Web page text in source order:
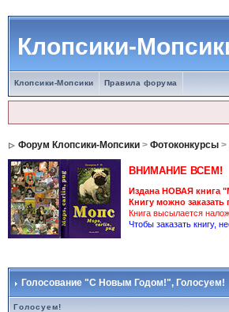
Клопсики-
Клопсики-Мопсики Правила форума
Форум Клопсики-Мопсики> Фотоконкурсы>
ВНИМАНИЕ ВСЕМ!
Издана НОВАЯ книга
Книгу можно заказать
Книга высылается
Чтобы заказать книгу,
Голосование "С Новым Годом!", Голосуем!
Голосуем!